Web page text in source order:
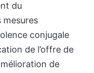
du
mesures
conjugale
de l’offre de
de